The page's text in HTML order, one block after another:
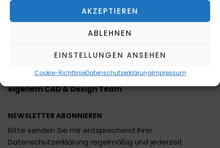
AKZEPTIEREN
ABLEHNEN
EINSTELLUNGEN ANSEHEN
Cookie-RichtlinieDatenschutzerklärungImpressum
zzgl.
In den Warenkorb
Trainingsgeräte, MMA Cages und Zubehör mit
eigenem CAD & Design Team
NEWSLETTER ABONNIEREN
Bitte senden Sie mir entsprechend Ihrer
Datenschutzerklärung regelmäßig und jederzeit